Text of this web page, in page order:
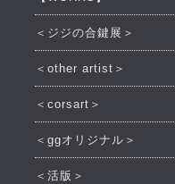
＜ジジの合鍵展＞
＜other artist＞
＜corsart＞
＜ggオリジナル＞
＜活版＞